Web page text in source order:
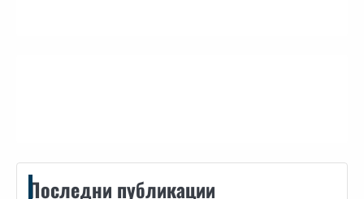
Последни публикации